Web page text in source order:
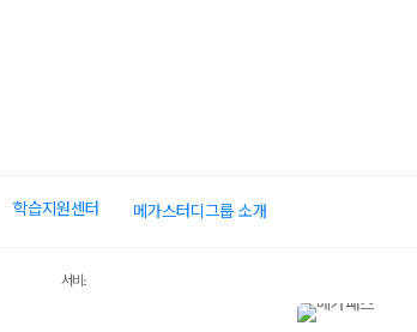
학습지원센터 메가스터디그룹 소개
서비스 가입사실 확인